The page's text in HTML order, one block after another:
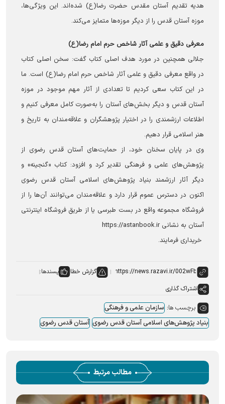
هدیه تقدیم آستان مقدس حضرت رضا(ع) شده‌اند. این ویژگی‌ها،
موزه آستان قدس را از دیگر موزه‌ها متمایز می‌کند.
معرفی دقیق و علمی آثار شاخص حرم امام رضا(ع)
جلالی همچنین در مورد هدف اصلی کتاب گفت: سخن اصلی کتاب
در واقع معرفی دقیق و علمی آثار شاخص حرم امام رضا(ع) است. ما
در این کتاب سعی کردیم تا تعدادی از آثار مهم موجود در موزه
آستان قدس و دیگر بخش‌های آستان را به‌صورت کامل معرفی کنیم و
اطلاعات ارزشمندی را در اختیار پژوهشگران و علاقه‌مندان به تاریخ و
هنر اسلامی قرار دهیم.
وی در پایان سخنان خود، از حمایت‌های آستان قدس رضوی از
پژوهش‌های علمی و فرهنگی تقدیر کرد و افزود: کتاب «گنجینه» و
دیگر آثار ارزشمند بنیاد پژوهش‌های اسلامی آستان قدس رضوی
اکنون در دسترس عموم قرار دارد و علاقه‌مندان می‌توانند آن‌ها را از
فروشگاه مجموعه واقع در بست طبرسی یا از طریق فروشگاه اینترنتی
آستان به نشانی https://astanbook.ir
خریداری فرمایند.
گزارش خطا
پسندها:
اشتراک گذاری
برچسب ها: سازمان علمی و فرهنگی
بنیاد پژوهش‌های اسلامی آستان قدس رضوی آستان قدس رضوی
مطالب مرتبط